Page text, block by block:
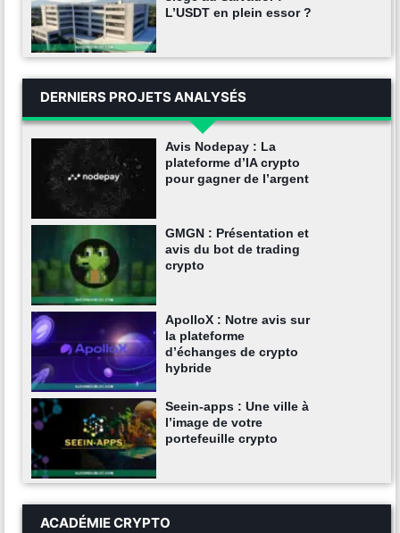
L’USDT en plein essor ?
DERNIERS PROJETS ANALYSÉS
Avis Nodepay : La
plateforme d’IA crypto
pour gagner de l’argent
GMGN : Présentation et
avis du bot de trading
crypto
ApolloX : Notre avis sur
la plateforme
d’échanges de crypto
hybride
Seein-apps : Une ville à
l’image de votre
portefeuille crypto
ACADÉMIE CRYPTO